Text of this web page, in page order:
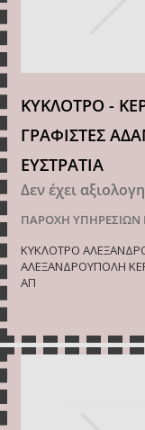
ΚΥΚΛΟΤΡΟ -
ΓΡΑΦΙΣΤΕΣ
ΕΥΣΤΡΑΤΙΑ
Δεν έχει
ΠΑΡΟΧΗ ΥΠΗΡΕΣΙΩΝ
ΚΥΚΛΟΤΡΟ
ΑΛΕΞΑΝΔΡΟΥΠΟΛΗ
ΑΠ